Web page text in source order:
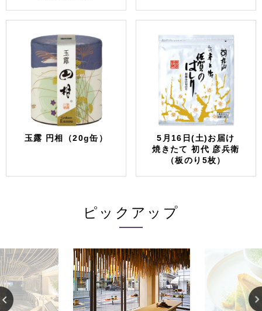
玉露 円相（20g缶）
5月16日(土)お届け
焼きたて 初代 彦兵衛
（板のり5枚）
ピックアップ